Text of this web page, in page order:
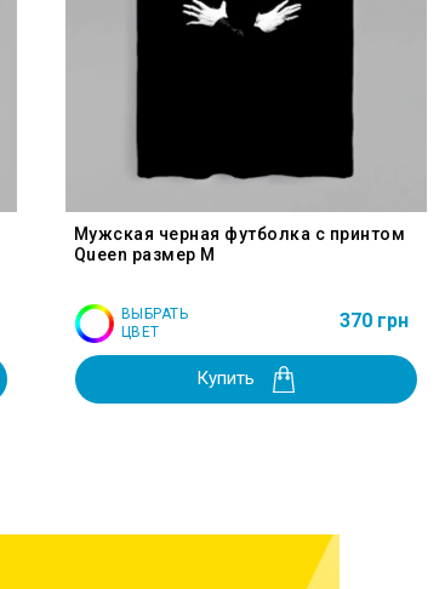
Мужская черная футболка с принтом
Queen размер M
ВЫБРАТЬ
ЦВЕТ
370 грн
Купить